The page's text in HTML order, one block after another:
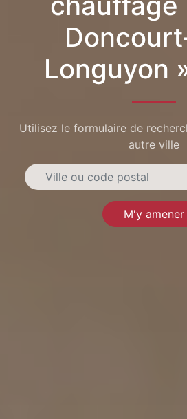
Longuyon
Utilisez le formulaire de
autre ville
M'y amener